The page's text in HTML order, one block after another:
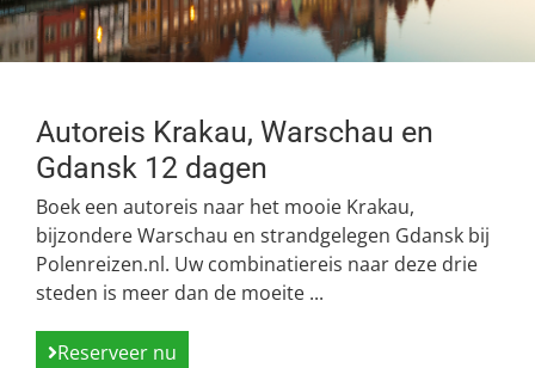
Autoreis Krakau, Warschau en
Gdansk 12 dagen
Boek een autoreis naar het mooie Krakau,
bijzondere Warschau en strandgelegen Gdansk bij
Polenreizen.nl. Uw combinatiereis naar deze drie
steden is meer dan de moeite ...
Reserveer nu